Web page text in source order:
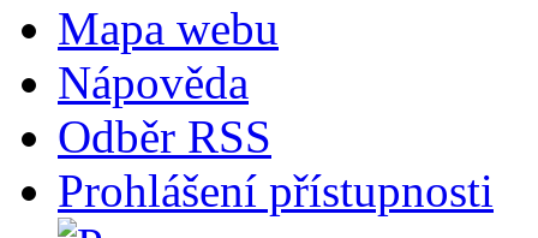
Mapa webu
Nápověda
Odběr RSS
Prohlášení přístupnosti